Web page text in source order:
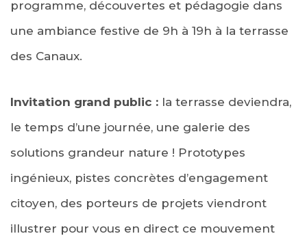
programme, découvertes et pédagogie dans
une ambiance festive de 9h à 19h à la terrasse
des Canaux.
Invitation grand public : la terrasse deviendra,
le temps d’une journée, une galerie des
solutions grandeur nature ! Prototypes
ingénieux, pistes concrètes d’engagement
citoyen, des porteurs de projets viendront
illustrer pour vous en direct ce mouvement